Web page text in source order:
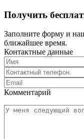
Получить
Заполните форму и
ближайшее время.
Контактные данные
Комментарий